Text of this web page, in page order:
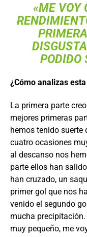
«ME VOY
PODIDO
¿Cómo analizas
La primera parte
mejores primeras
hemos tenido suerte
cuatro ocasiones
al descanso nos
parte ellos han
han cruzado, un
primer gol que nos
venido el segundo
mucha
muy pequeño, me